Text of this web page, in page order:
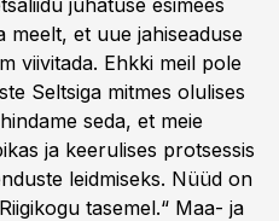
juhatuse esimees
meelt, et uue jahiseaduse
viivitada. Ehkki meil pole
Seltsiga mitmes olulises
seda, et meie
ja keerulises protsessis
leidmiseks. Nüüd on
tasemel.“ Maa- ja